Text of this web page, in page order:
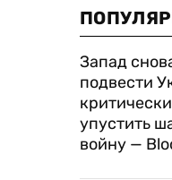
Запад
подвести
упустить
войну —